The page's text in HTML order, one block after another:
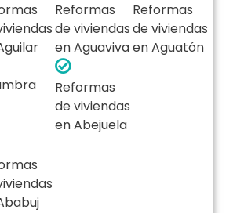
Reformas
de viviendas
en Aguaviva
Reformas
de viviendas
en Aguatón
Reformas
de viviendas
en Abejuela